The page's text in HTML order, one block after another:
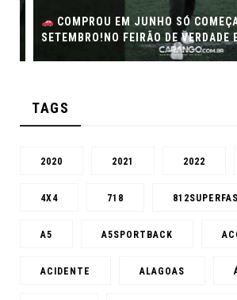
COMPROU EM JUNHO SÓ COMEÇA A
SETEMBRO!NO FEIRÃO DE VERDADE
TAGS
2020 2021 2022
4X4 718
A5 A5SPORTBACK
ACIDENTE ALAGOAS